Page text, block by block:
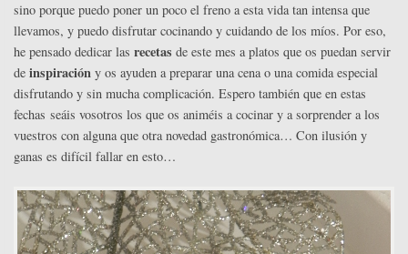
sino porque puedo poner un poco el freno a esta vida tan intensa que
llevamos, y puedo disfrutar cocinando y cuidando de los míos. Por eso,
he pensado dedicar las recetas de este mes a platos que os puedan servir
de inspiración y os ayuden a preparar una cena o una comida especial
disfrutando y sin mucha complicación. Espero también que en estas
fechas seáis vosotros los que os animéis a cocinar y a sorprender a los
vuestros con alguna que otra novedad gastronómica… Con ilusión y
ganas es difícil fallar en esto…